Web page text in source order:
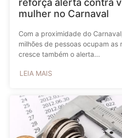
mulher no Carnaval
Com a proximidade do
milhões de pessoas ocupam as
cresce também o alerta...
LEIA MAIS